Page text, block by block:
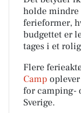
holde mindre
ferieformer,
budgettet er
tages i et
Flere
Camp
for camping-
Sverige.